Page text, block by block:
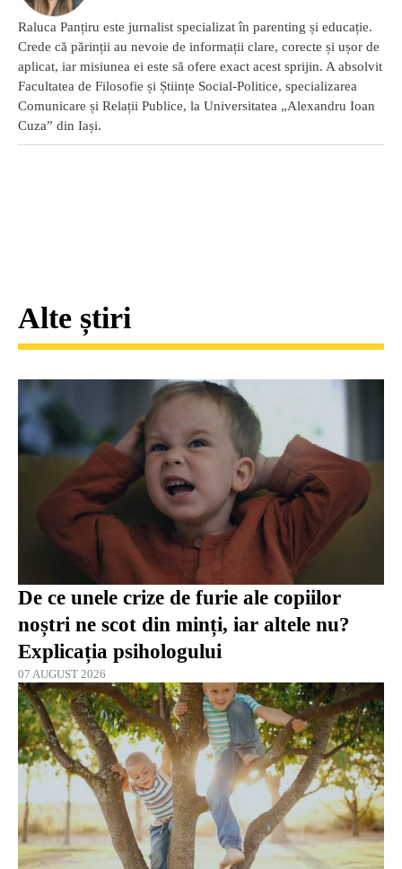
Raluca Panțiru este jurnalist specializat în parenting și educație.
Crede că părinții au nevoie de informații clare, corecte și ușor de
aplicat, iar misiunea ei este să ofere exact acest sprijin. A absolvit
Facultatea de Filosofie și Științe Social-Politice, specializarea
Comunicare și Relații Publice, la Universitatea „Alexandru Ioan
Cuza” din Iași.
Alte știri
De ce unele crize de furie ale copiilor
noștri ne scot din minți, iar altele nu?
Explicația psihologului
07 AUGUST 2026